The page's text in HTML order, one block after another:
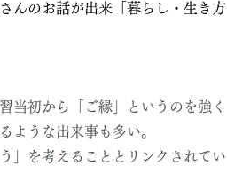
んのお話が出来「暮らし・生き方
当初から「ご縁」というのを強く
ような出来事も多い。
」を考えることとリンクされてい